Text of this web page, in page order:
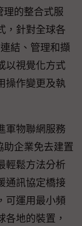
理的整合式服
，針對全球各
結、管理和擷
以視覺化方式
操作變更及執
軍物聯網服務
助企業免去建置
輕鬆方法分析
通訊協定橋接
可運用最小頻
各地的裝置，